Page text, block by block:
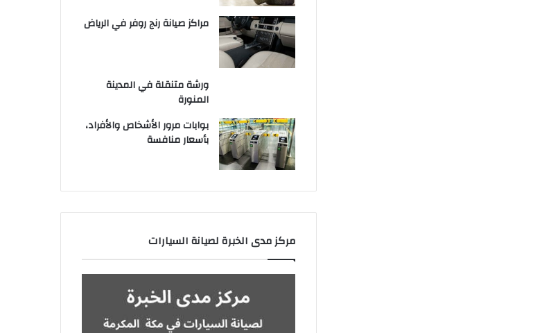
مراكز صيانة رنج روفر في الرياض
ورشة متنقلة في المدينة
المنورة
بوابات مرور الأشخاص والأفراد،
بأسعار منافسة
مركز مدى الخبرة لصيانة السيارات